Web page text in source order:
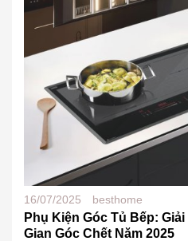
16/07/2025 besthome
Phụ Kiện Góc Tủ Bếp:
Gian Góc Chết Năm 2025